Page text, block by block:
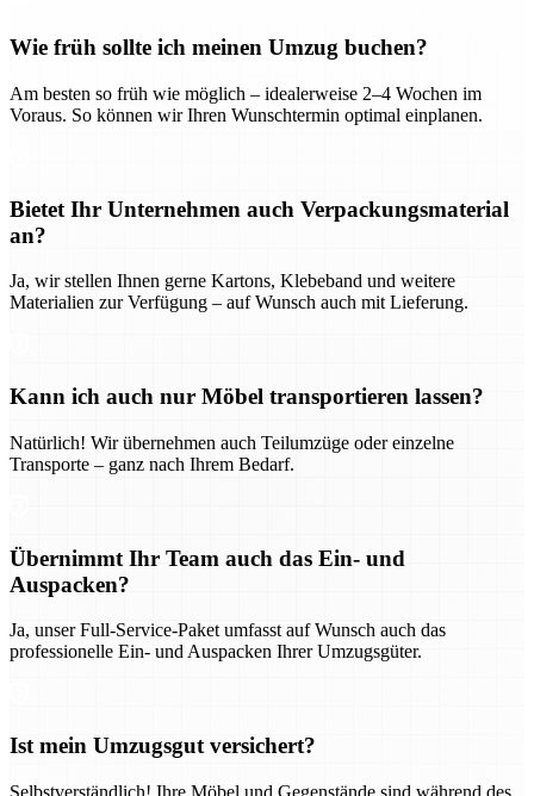
Wie früh sollte ich meinen Umzug buchen?
Am besten so früh wie möglich – idealerweise 2–4 Wochen im
Voraus. So können wir Ihren Wunschtermin optimal einplanen.
Bietet Ihr Unternehmen auch Verpackungsmaterial
an?
Ja, wir stellen Ihnen gerne Kartons, Klebeband und weitere
Materialien zur Verfügung – auf Wunsch auch mit Lieferung.
Kann ich auch nur Möbel transportieren lassen?
Natürlich! Wir übernehmen auch Teilumzüge oder einzelne
Transporte – ganz nach Ihrem Bedarf.
Übernimmt Ihr Team auch das Ein- und
Auspacken?
Ja, unser Full-Service-Paket umfasst auf Wunsch auch das
professionelle Ein- und Auspacken Ihrer Umzugsgüter.
Ist mein Umzugsgut versichert?
Selbstverständlich! Ihre Möbel und Gegenstände sind während des